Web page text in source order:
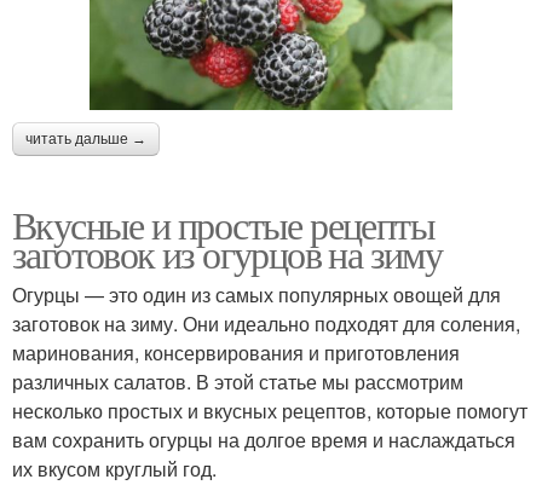
читать дальше →
Вкусные и простые рецепты
заготовок из огурцов на зиму
Огурцы — это один из самых популярных овощей для
заготовок на зиму. Они идеально подходят для соления,
маринования, консервирования и приготовления
различных салатов. В этой статье мы рассмотрим
несколько простых и вкусных рецептов, которые помогут
вам сохранить огурцы на долгое время и наслаждаться
их вкусом круглый год.